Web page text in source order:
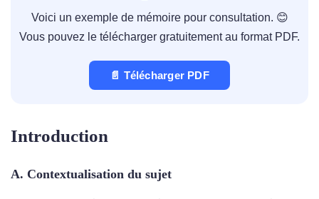
Voici un exemple de mémoire pour consultation. 😊
Vous pouvez le télécharger gratuitement au format PDF.
📄 Télécharger PDF
Introduction
A. Contextualisation du sujet